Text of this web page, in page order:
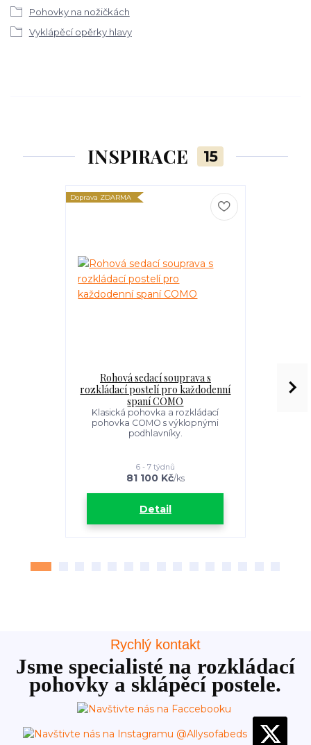
Pohovky na nožičkách
Vyklápěcí opěrky hlavy
INSPIRACE 15
Doprava ZDARMA
Rohová sedací souprava s
rozkládací postelí pro každodenní
spaní COMO
Klasická pohovka a rozkládací
pohovka COMO s výklopnými
podhlavníky.
81 100 Kč/ks
6 - 7 týdnů
Detail
Rychlý kontakt
Jsme specialisté na rozkládací
pohovky a sklápěcí postele.